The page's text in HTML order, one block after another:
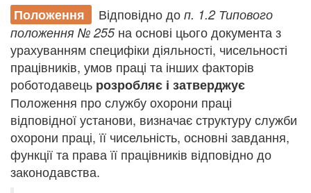
Положення
Відповідно до п. 1.2 Типового
положення № 255 на основі цього документа з
урахуванням специфіки діяльності, чисельності
працівників, умов праці та інших факторів
роботодавець розробляє і затверджує
Положення про службу охорони праці
відповідної установи, визначає структуру служби
охорони праці, її чисельність, основні завдання,
функції та права її працівників відповідно до
законодавства.